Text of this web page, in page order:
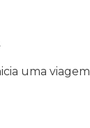
uma viagem